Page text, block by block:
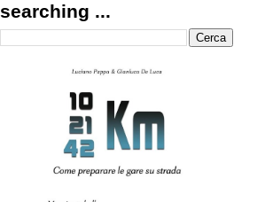
searching ...